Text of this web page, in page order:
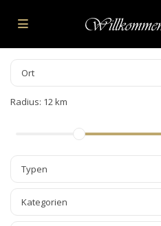
Radius: 12 km
Typen
Kategorien